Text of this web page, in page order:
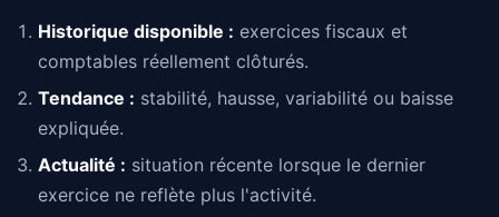
Historique disponible : exercices fiscaux et
comptables réellement clôturés.
Tendance : stabilité, hausse, variabilité ou baisse
expliquée.
Actualité : situation récente lorsque le dernier
exercice ne reflète plus l'activité.